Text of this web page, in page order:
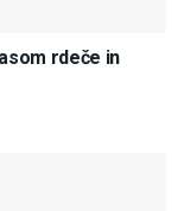
rdeče in